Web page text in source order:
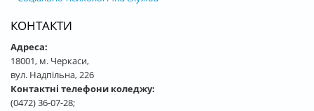
КОНТАКТИ
Адреса:
18001, м. Черкаси,
вул. Надпільна, 226
Контактні телефони коледжу:
(0472) 36-07-28;